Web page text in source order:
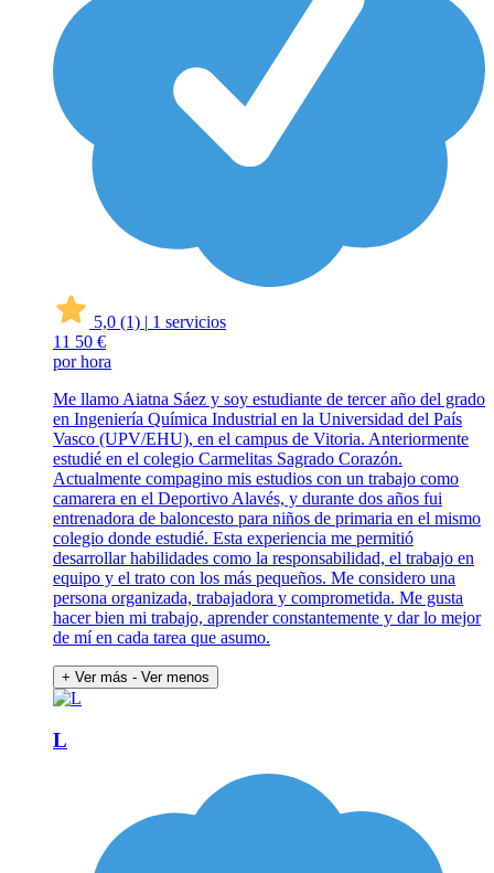
5,0 (1) | 1 servicios
11 50 €
por hora
Me llamo Aiatna Sáez y soy estudiante de tercer año del grado
en Ingeniería Química Industrial en la Universidad del País
Vasco (UPV/EHU), en el campus de Vitoria. Anteriormente
estudié en el colegio Carmelitas Sagrado Corazón.
Actualmente compagino mis estudios con un trabajo como
camarera en el Deportivo Alavés, y durante dos años fui
entrenadora de baloncesto para niños de primaria en el mismo
colegio donde estudié. Esta experiencia me permitió
desarrollar habilidades como la responsabilidad, el trabajo en
equipo y el trato con los más pequeños. Me considero una
persona organizada, trabajadora y comprometida. Me gusta
hacer bien mi trabajo, aprender constantemente y dar lo mejor
de mí en cada tarea que asumo.
+ Ver más - Ver menos
L